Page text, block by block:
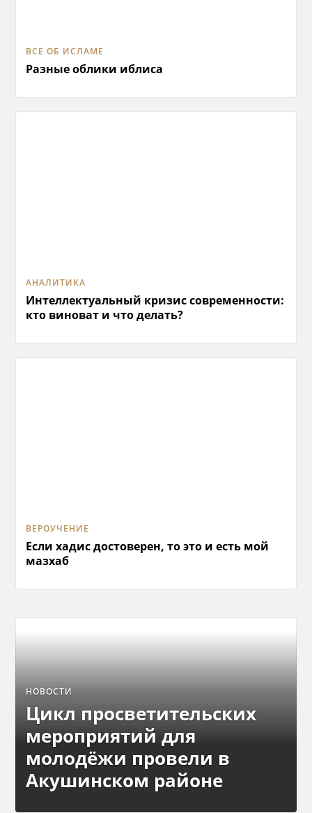
ВСЕ ОБ ИСЛАМЕ
Разные облики иблиса
АНАЛИТИКА
Интеллектуальный кризис современности:
кто виноват и что делать?
ВЕРОУЧЕНИЕ
Если хадис достоверен, то это и есть мой
мазхаб
НОВОСТИ
Цикл просветительских
мероприятий для
молодёжи провели в
Акушинском районе